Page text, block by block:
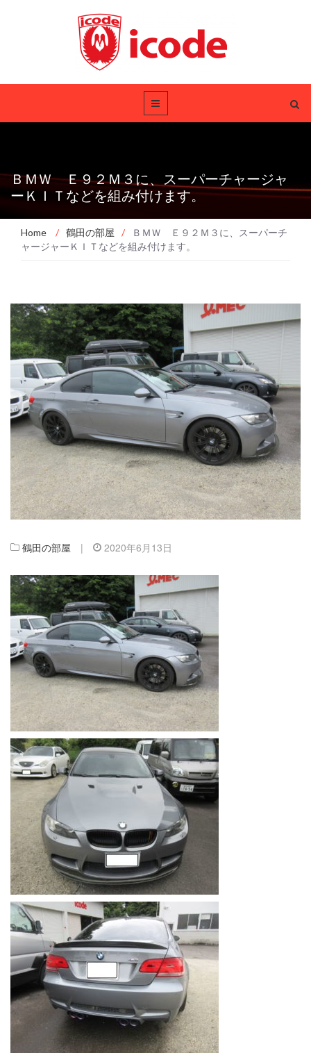
ＢＭＷ Ｅ９２Ｍ３に、スーパーチャージャ
ーＫＩＴなどを組み付けます。
Home / 鶴田の部屋 /
ＢＭＷ Ｅ９２Ｍ３に、スーパーチ
ャージャーＫＩＴなどを組み付けます。
鶴田の部屋 | 2020年6月13日